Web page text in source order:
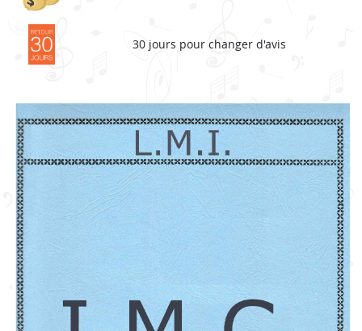
30 jours pour changer d'avis